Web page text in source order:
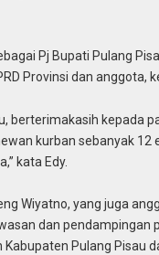
Pj Bupati Pulang
Provinsi dan anggota,
berterimakasih kepada
kurban sebanyak 12
kata Edy.
Wiyatno, yang juga
dan pendampingan
Pulang Pisau